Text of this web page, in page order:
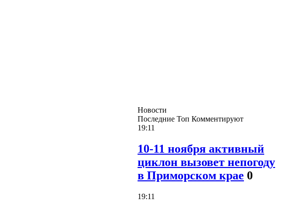
Новости
Последние Топ Комментируют
19:11
10-11 ноября активный
циклон вызовет непогоду
в Приморском крае 0
19:11